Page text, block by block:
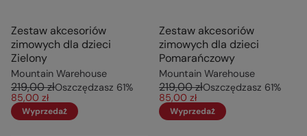
Zestaw akcesoriów
zimowych dla dzieci
Zielony
Mountain Warehouse
219,00 złOszczędzasz 61%
85,00 zł
Wyprzedaż
Zestaw akcesoriów
zimowych dla dzieci
Pomarańczowy
Mountain Warehouse
219,00 złOszczędzasz 61%
85,00 zł
Wyprzedaż